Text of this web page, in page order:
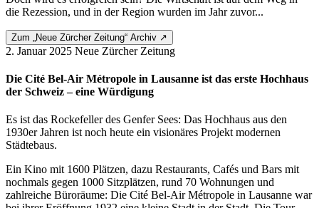
die Rezession, und in der Region wurden im Jahr zuvor...
Zum „Neue Zürcher Zeitung“ Archiv ↗
2. Januar 2025 Neue Zürcher Zeitung
Die Cité Bel-Air Métropole in Lausanne ist das erste Hochhaus
der Schweiz – eine Würdigung
Es ist das Rockefeller des Genfer Sees: Das Hochhaus aus den
1930er Jahren ist noch heute ein visionäres Projekt modernen
Städtebaus.
Ein Kino mit 1600 Plätzen, dazu Restaurants, Cafés und Bars mit
nochmals gegen 1000 Sitzplätzen, rund 70 Wohnungen und
zahlreiche Büroräume: Die Cité Bel-Air Métropole in Lausanne war